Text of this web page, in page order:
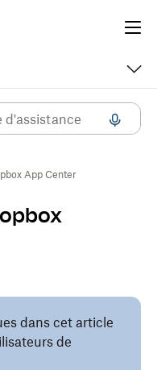
App Center
dans cet article
de